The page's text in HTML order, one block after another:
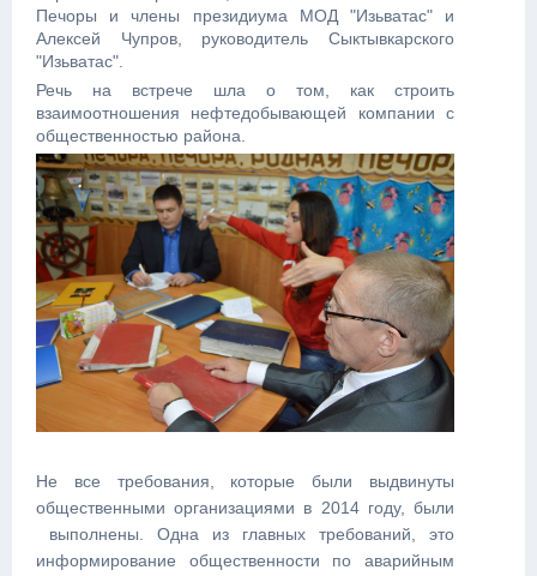
Печоры и члены президиума МОД "Изьватас" и
Алексей Чупров, руководитель Сыктывкарского
"Изьватас".
Речь на встрече шла о том, как строить
взаимоотношения нефтедобывающей компании с
общественностью района.
Не все требования, которые были выдвинуты
общественными организациями в 2014 году, были
выполнены. Одна из главных требований, это
информирование общественности по аварийным